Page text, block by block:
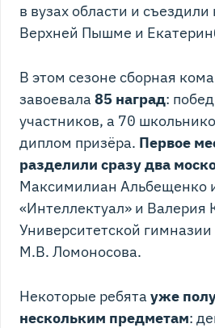
в вузах области и
Верхней Пышме и
В этом сезоне сборная
завоевала 85 наград:
участников, а 70
диплом призёра. Первое
разделили сразу два
Максимилиан Альбещенко
«Интеллектуал» и Валерия
Университетской
М.В. Ломоносова.
Некоторые ребята уже
нескольким предметам: